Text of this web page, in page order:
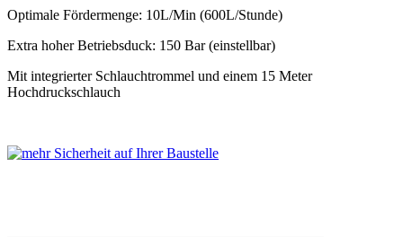
Optimale Fördermenge: 10L/Min (600L/Stunde)
Extra hoher Betriebsduck: 150 Bar (einstellbar)
Mit integrierter Schlauchtrommel und einem 15 Meter
Hochdruckschlauch